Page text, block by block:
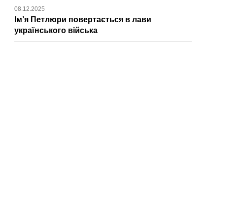
08.12.2025
Ім’я Петлюри повертається в лави
українського війська